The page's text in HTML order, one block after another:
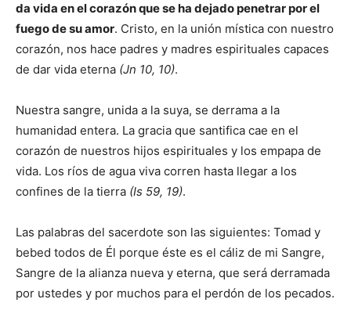
da vida en el corazón que se ha dejado penetrar por el
fuego de su amor. Cristo, en la unión mística con nuestro
corazón, nos hace padres y madres espirituales capaces
de dar vida eterna (Jn 10, 10).
Nuestra sangre, unida a la suya, se derrama a la
humanidad entera. La gracia que santifica cae en el
corazón de nuestros hijos espirituales y los empapa de
vida. Los ríos de agua viva corren hasta llegar a los
confines de la tierra (Is 59, 19).
Las palabras del sacerdote son las siguientes: Tomad y
bebed todos de Él porque éste es el cáliz de mi Sangre,
Sangre de la alianza nueva y eterna, que será derramada
por ustedes y por muchos para el perdón de los pecados.